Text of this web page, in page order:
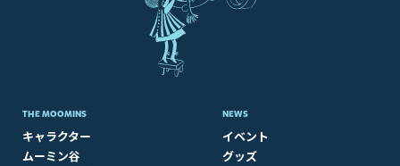
THE MOOMINS
キャラクター
ムーミン谷
NEWS
イベント
グッズ